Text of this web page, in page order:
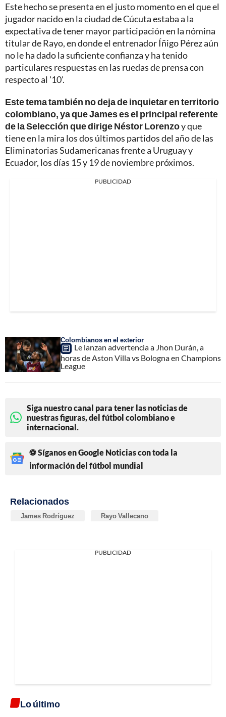
Este hecho se presenta en el justo momento en el que el
jugador nacido en la ciudad de Cúcuta estaba a la
expectativa de tener mayor participación en la nómina
titular de Rayo, en donde el entrenador Íñigo Pérez aún
no le ha dado la suficiente confianza y ha tenido
particulares respuestas en las ruedas de prensa con
respecto al '10'.
Este tema también no deja de inquietar en territorio
colombiano, ya que James es el principal referente
de la Selección que dirige Néstor Lorenzoy que
tiene en la mira los dos últimos partidos del año de las
Eliminatorias Sudamericanas frente a Uruguay y
Ecuador, los días 15 y 19 de noviembre próximos.
PUBLICIDAD
Colombianos en el exterior
Le lanzan advertencia a Jhon Durán, a
horas de Aston Villa vs Bologna en Champions
League
Siga nuestro canal para tener las noticias de
nuestras figuras, del fútbol colombiano e
internacional.
⚽ Síganos en Google Noticias con toda la
información del fútbol mundial
Relacionados
James Rodríguez Rayo Vallecano
PUBLICIDAD
Lo último